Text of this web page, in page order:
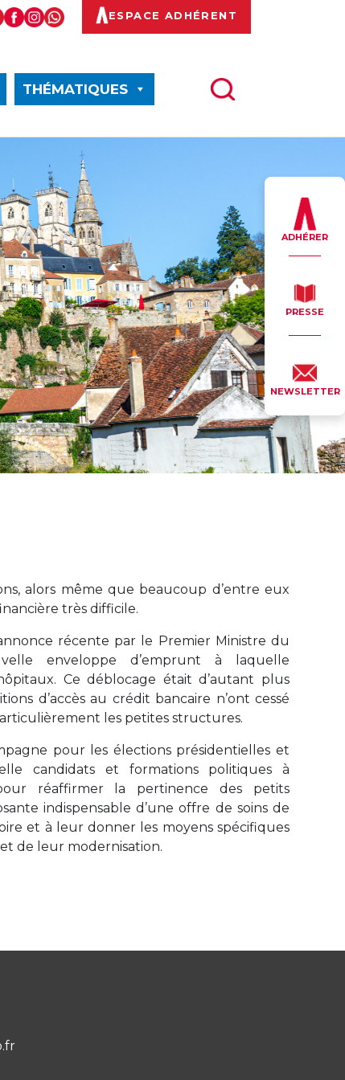
ESPACE ADHÉRENT
THÉMATIQUES
ADHÉRER
PRESSE
NEWSLETTER
alors même que beaucoup d’entre eux
très difficile.
récente par le Premier Ministre du
enveloppe d’emprunt à laquelle
Ce déblocage était d’autant plus
d’accès au crédit bancaire n’ont cessé
les petites structures.
pour les élections présidentielles et
candidats et formations politiques à
réaffirmer la pertinence des petits
indispensable d’une offre de soins de
et à leur donner les moyens spécifiques
de leur modernisation.